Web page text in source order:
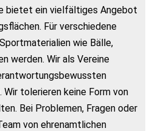
bietet ein vielfältiges Angebot
Für verschiedene
wie Bälle,
werden. Wir als Vereine
Wir tolerieren keine Form von
Bei Problemen, Fragen oder
von ehrenamtlichen